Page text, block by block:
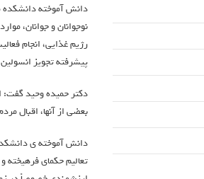
دانش آموخته دانشکده
رژیم غذایی، انجام
پیشرفته تجویز
دکتر حمیده وحید گفت:
بعضی از آنها، اقبال
دانش آموخته ی
تعالیم حکمای فرهیخته